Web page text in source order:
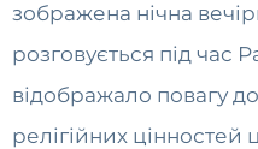
зображена нічна
розговується під час
відображало повагу
релігійних цінностей